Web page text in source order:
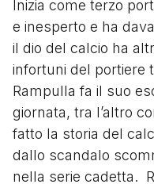
Inizia come terzo
e inesperto e ha
il dio del calcio ha
infortuni del portiere
Rampulla fa il suo
giornata, tra l’altro
fatto la storia del
dallo scandalo
nella serie cadetta.